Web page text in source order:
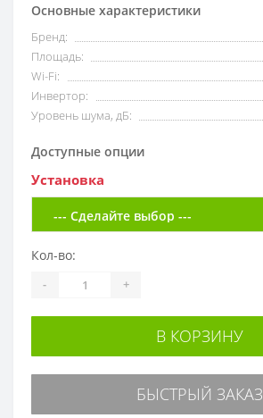
Основные характеристики
Бренд:
Площадь:
Wi-Fi:
Инвертор:
Уровень шума, дБ:
Доступные опции
Установка
Кол-во:
- +
В КОРЗИНУ
БЫСТРЫЙ ЗАКАЗ